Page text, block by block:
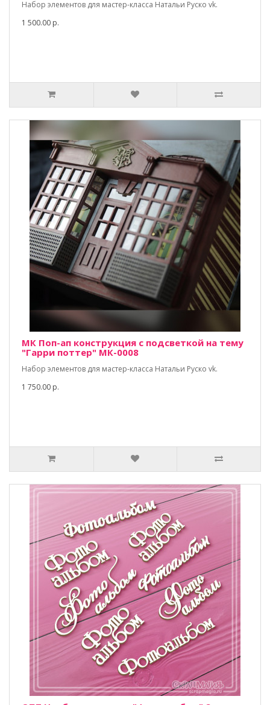
Набор элементов для мастер-класса Натальи Руско vk.
1 500.00 р.
МК Поп-ап конструкция с подсветкой на тему
"Гарри поттер" МК-0008
Набор элементов для мастер-класса Натальи Руско vk.
1 750.00 р.